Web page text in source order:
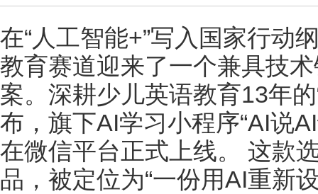
在“人工智能+”写入国家行动
教育赛道迎来了一个兼具技
案。深耕少儿英语教育13年
布，旗下AI学习小程序“AI说
在微信平台正式上线。 这款
品，被定位为“一份用AI重新